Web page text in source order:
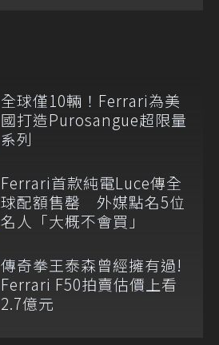
全球僅10輛！Ferrari為美
國打造Purosangue超限量
系列
Ferrari首款純電Luce傳全
球配額售罄 外媒點名5位
名人「大概不會買」
傳奇拳王泰森曾經擁有過!
Ferrari F50拍賣估價上看
2.7億元